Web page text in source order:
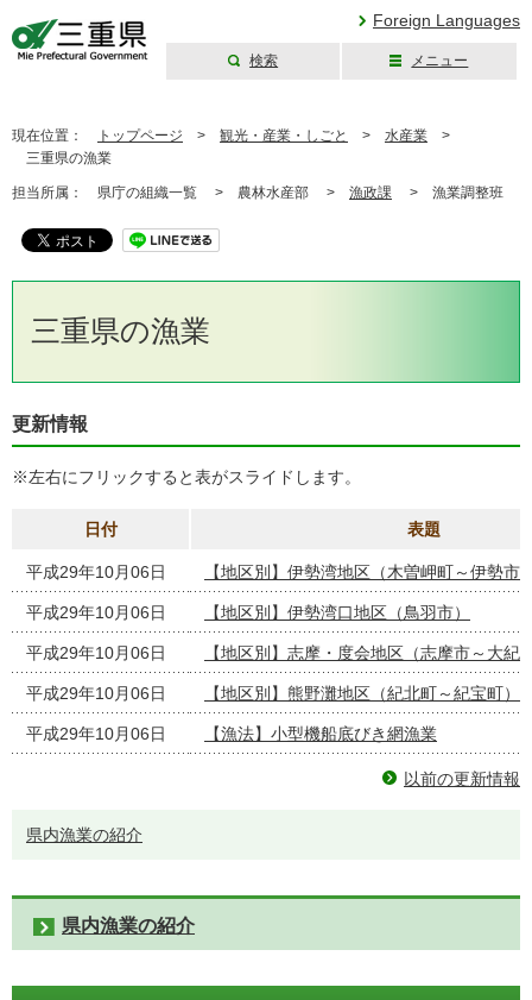
Foreign Languages
検索 メニュー
現在位置： トップページ > 観光・産業・しごと > 水産業 >
三重県の漁業
担当所属： 県庁の組織一覧 > 農林水産部 > 漁政課 > 漁業調整班
三重県の漁業
更新情報
※左右にフリックすると表がスライドします。
日付 表題
平成29年10月06日 【地区別】伊勢湾地区（木曽岬町～伊勢市
平成29年10月06日 【地区別】伊勢湾口地区（鳥羽市）
平成29年10月06日 【地区別】志摩・度会地区（志摩市～大紀
平成29年10月06日 【地区別】熊野灘地区（紀北町～紀宝町）
平成29年10月06日 【漁法】小型機船底びき網漁業
以前の更新情報
県内漁業の紹介
県内漁業の紹介